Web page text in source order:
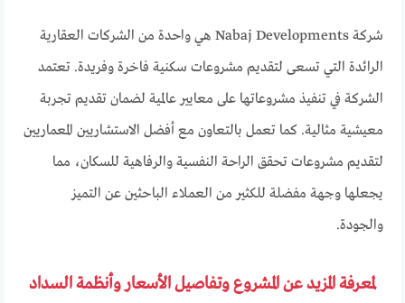
شركة Nabaj Developments هي واحدة من الشركات العقارية
الرائدة التي تسعى لتقديم مشروعات سكنية فاخرة وفريدة. تعتمد
الشركة في تنفيذ مشروعاتها على معايير عالمية لضمان تقديم تجربة
معيشية مثالية. كما تعمل بالتعاون مع أفضل الاستشاريين المعماريين
لتقديم مشروعات تحقق الراحة النفسية والرفاهية للسكان، مما
يجعلها وجهة مفضلة للكثير من العملاء الباحثين عن التميز
والجودة.
لمعرفة المزيد عن المشروع وتفاصيل الأسعار وأنظمة السداد